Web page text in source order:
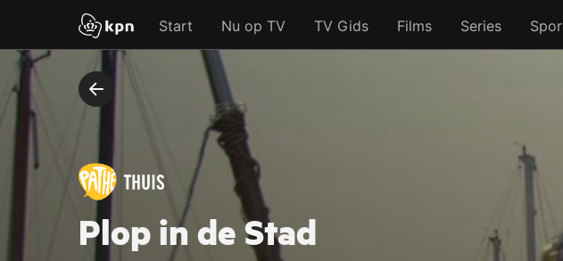
Start Nu op TV TV Gids Films Series
Plop in de Stad